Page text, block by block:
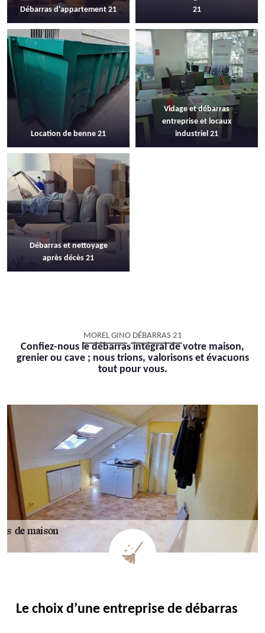
Débarras d'appartement 21
21
Location de benne 21
Vidage et débarras
entreprise et locaux
industriel 21
Débarras et nettoyage
après décès 21
MOREL GINO DÉBARRAS 21
Confiez-nous le débarras intégral de votre maison,
grenier ou cave ; nous trions, valorisons et évacuons
tout pour vous.
Le choix d’une entreprise de débarras